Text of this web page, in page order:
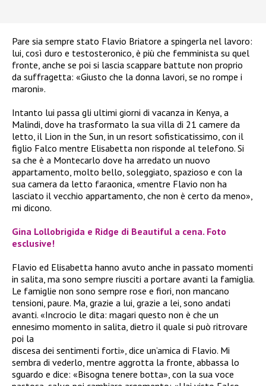
Pare sia sempre stato Flavio Briatore a spingerla nel lavoro:
lui, così duro e testosteronico, è più che femminista su quel
fronte, anche se poi si lascia scappare battute non proprio
da suffragetta: «Giusto che la donna lavori, se no rompe i
maroni».
Intanto lui passa gli ultimi giorni di vacanza in Kenya, a
Malindi, dove ha trasformato la sua villa di 21 camere da
letto, il Lion in the Sun, in un resort sofisticatissimo, con il
figlio Falco mentre Elisabetta non risponde al telefono. Si
sa che è a Montecarlo dove ha arredato un nuovo
appartamento, molto bello, soleggiato, spazioso e con la
sua camera da letto faraonica, «mentre Flavio non ha
lasciato il vecchio appartamento, che non è certo da meno»,
mi dicono.
Gina Lollobrigida e Ridge di Beautiful a cena. Foto
esclusive!
Flavio ed Elisabetta hanno avuto anche in passato momenti
in salita, ma sono sempre riusciti a portare avanti la famiglia.
Le famiglie non sono sempre rose e fiori, non mancano
tensioni, paure. Ma, grazie a lui, grazie a lei, sono andati
avanti. «Incrocio le dita: magari questo non è che un
ennesimo momento in salita, dietro il quale si può ritrovare
poi la
discesa dei sentimenti forti», dice un’amica di Flavio. Mi
sembra di vederlo, mentre aggrotta la fronte, abbassa lo
sguardo e dice: «Bisogna tenere botta», con la sua voce